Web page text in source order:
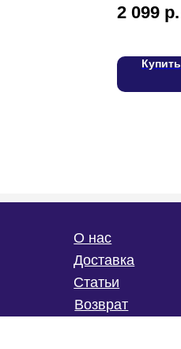
2 099 р.
Купить